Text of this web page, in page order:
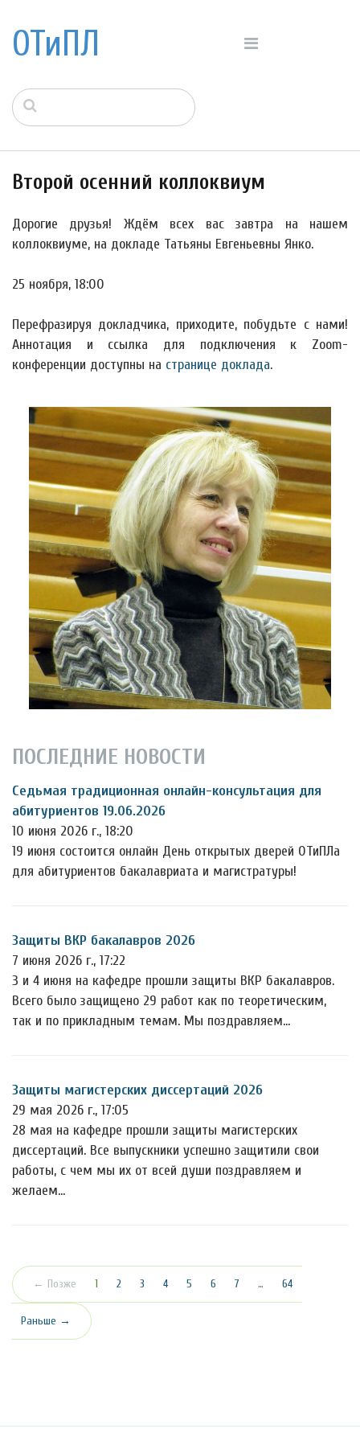
ОТиПЛ
Второй осенний коллоквиум
Дорогие друзья! Ждём всех вас завтра на нашем
коллоквиуме, на докладе Татьяны Евгеньевны Янко.
25 ноября, 18:00
Перефразируя докладчика, приходите, побудьте с нами!
Аннотация и ссылка для подключения к Zoom-
конференции доступны на странице доклада.
ПОСЛЕДНИЕ НОВОСТИ
Седьмая традиционная онлайн-консультация для
абитуриентов 19.06.2026
10 июня 2026 г., 18:20
19 июня состоится онлайн День открытых дверей ОТиПЛа
для абитуриентов бакалавриата и магистратуры!
Защиты ВКР бакалавров 2026
7 июня 2026 г., 17:22
3 и 4 июня на кафедре прошли защиты ВКР бакалавров.
Всего было защищено 29 работ как по теоретическим,
так и по прикладным темам. Мы поздравляем…
Защиты магистерских диссертаций 2026
29 мая 2026 г., 17:05
28 мая на кафедре прошли защиты магистерских
диссертаций. Все выпускники успешно защитили свои
работы, с чем мы их от всей души поздравляем и
желаем…
← Позже 1 (текущая)
2 3 4 5 6 7 … 64
Раньше →